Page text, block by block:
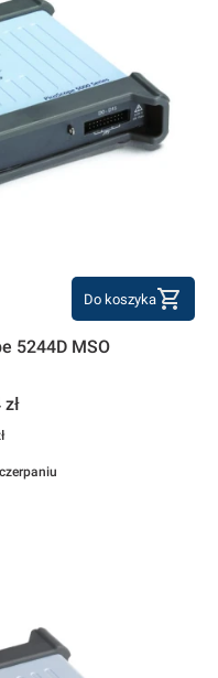
Do koszyka
5244D MSO